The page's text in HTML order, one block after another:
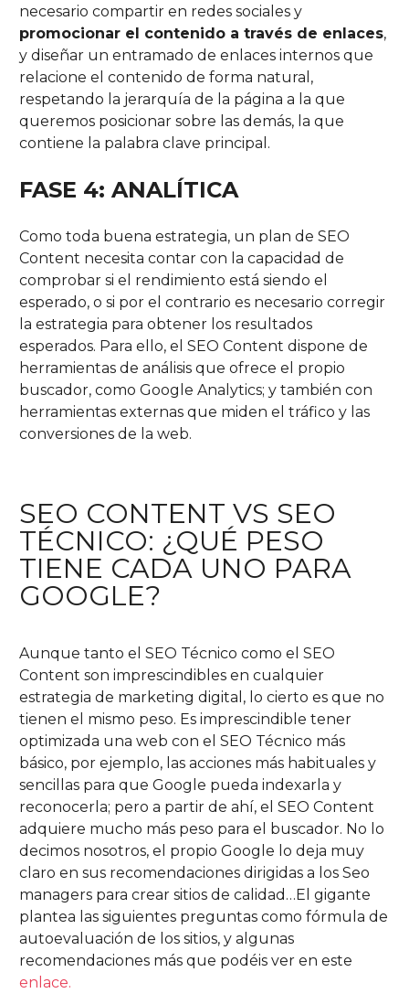
necesario compartir en redes sociales y
promocionar el contenido a través de enlaces,
y diseñar un entramado de enlaces internos que
relacione el contenido de forma natural,
respetando la jerarquía de la página a la que
queremos posicionar sobre las demás, la que
contiene la palabra clave principal.
FASE 4: ANALÍTICA
Como toda buena estrategia, un plan de SEO
Content necesita contar con la capacidad de
comprobar si el rendimiento está siendo el
esperado, o si por el contrario es necesario corregir
la estrategia para obtener los resultados
esperados. Para ello, el SEO Content dispone de
herramientas de análisis que ofrece el propio
buscador, como Google Analytics; y también con
herramientas externas que miden el tráfico y las
conversiones de la web.
SEO CONTENT VS SEO
TÉCNICO: ¿QUÉ PESO
TIENE CADA UNO PARA
GOOGLE?
Aunque tanto el SEO Técnico como el SEO
Content son imprescindibles en cualquier
estrategia de marketing digital, lo cierto es que no
tienen el mismo peso. Es imprescindible tener
optimizada una web con el SEO Técnico más
básico, por ejemplo, las acciones más habituales y
sencillas para que Google pueda indexarla y
reconocerla; pero a partir de ahí, el SEO Content
adquiere mucho más peso para el buscador. No lo
decimos nosotros, el propio Google lo deja muy
claro en sus recomendaciones dirigidas a los Seo
managers para crear sitios de calidad…El gigante
plantea las siguientes preguntas como fórmula de
autoevaluación de los sitios, y algunas
recomendaciones más que podéis ver en este
enlace.